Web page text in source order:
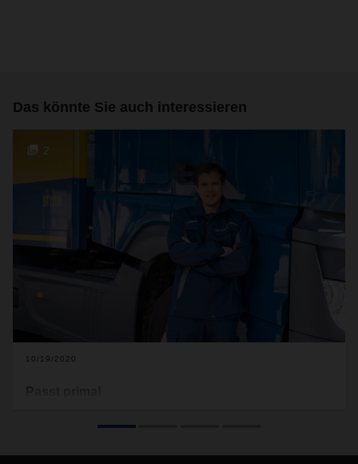
Das könnte Sie auch interessieren
2
10/19/2020